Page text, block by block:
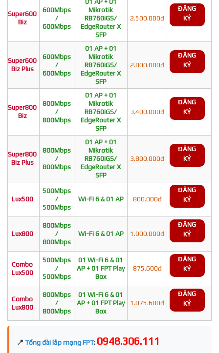
Super600
Biz
600Mbps
/
600Mbps
Mikrotik
RB760iGS/
EdgeRouter X
SFP
2.500.000đ
ĐĂNG
KÝ
Super600
Biz Plus
600Mbps
/
600Mbps
01 AP + 01
Mikrotik
RB760iGS/
EdgeRouter X
SFP
2.800.000đ
ĐĂNG
KÝ
Super800
Biz
800Mbps
/
800Mbps
01 AP + 01
Mikrotik
RB760iGS/
EdgeRouter X
SFP
3.400.000đ
ĐĂNG
KÝ
Super800
Biz Plus
800Mbps
/
800Mbps
01 AP + 01
Mikrotik
RB760iGS/
EdgeRouter X
SFP
3.800.000đ
ĐĂNG
KÝ
Lux500
500Mbps
/
500Mbps
Wi-Fi 6 & 01 AP 800.000đ
ĐĂNG
KÝ
Lux800
800Mbps
/
800Mbps
Wi-Fi 6 & 01 AP 1.000.000đ
ĐĂNG
KÝ
Combo
Lux500
500Mbps
/
500Mbps
01 Wi-Fi 6 & 01
AP + 01 FPT Play
Box
875.600đ
ĐĂNG
KÝ
Combo
Lux800
800Mbps
/
800Mbps
01 Wi-Fi 6 & 01
AP + 01 FPT Play
Box
1.075.600đ
ĐĂNG
KÝ
📍 Tổng đài lắp mạng FPT: 0948.306.111